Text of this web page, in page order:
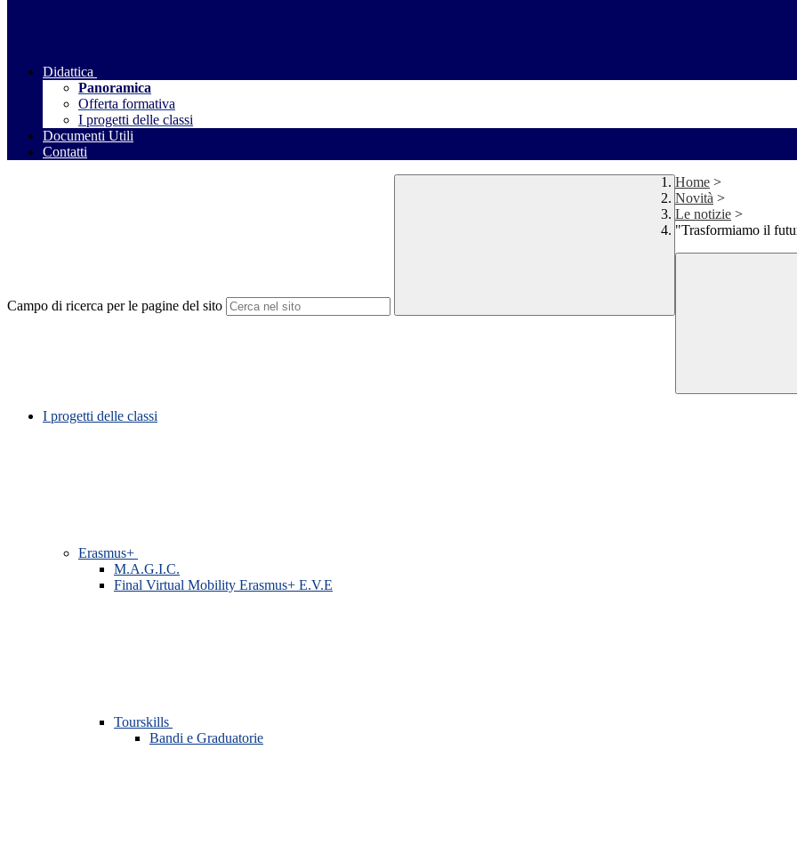
Didattica
Panoramica
Offerta formativa
I progetti delle classi
Documenti Utili
Contatti
Campo di ricerca per le pagine del sito
Home >
Novità >
Le notizie >
"Trasformiamo il
I progetti delle classi
Erasmus+
M.A.G.I.C.
Final Virtual Mobility Erasmus+ E.V.E
Tourskills
Bandi e Graduatorie